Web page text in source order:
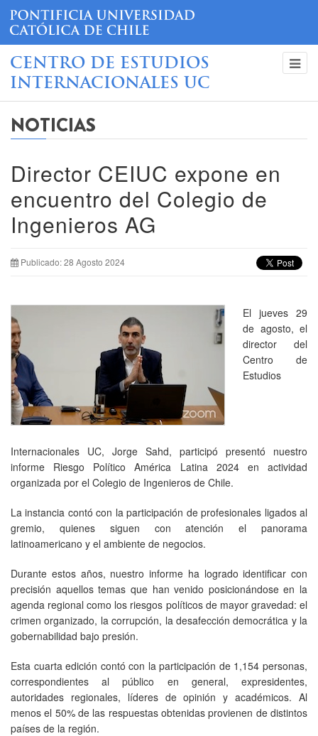
CENTRO DE ESTUDIOS
INTERNACIONALES UC
NOTICIAS
Director CEIUC expone en
encuentro del Colegio de
Ingenieros AG
Publicado: 28 Agosto 2024
El jueves 29
de agosto, el
director del
Centro de
Estudios
Internacionales UC, Jorge Sahd, participó presentó nuestro
informe Riesgo Político América Latina 2024 en actividad
organizada por el Colegio de Ingenieros de Chile.
La instancia contó con la participación de profesionales ligados al
gremio, quienes siguen con atención el panorama
latinoamericano y el ambiente de negocios.
Durante estos años, nuestro informe ha logrado identificar con
precisión aquellos temas que han venido posicionándose en la
agenda regional como los riesgos políticos de mayor gravedad: el
crimen organizado, la corrupción, la desafección democrática y la
gobernabilidad bajo presión.
Esta cuarta edición contó con la participación de 1,154 personas,
correspondientes al público en general, expresidentes,
autoridades regionales, líderes de opinión y académicos. Al
menos el 50% de las respuestas obtenidas provienen de distintos
países de la región.